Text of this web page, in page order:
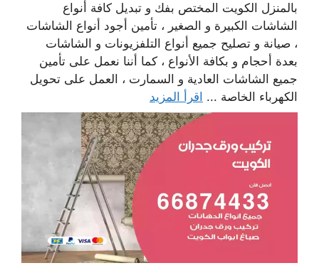
بالمنزل الكويت المختص بفك و تبديل كافة أنواع
الشاشات الكبيرة و الصغير ، تأمين أجود أنواع الشاشات
، صيانة و تصليح جميع أنواع التلفزيونات و الشاشات
بعدة أحجام و بكافة الأنواع ، كما أننا نعمل على تأمين
جميع الشاشات العادية و السمارت ، العمل على تحويل
الكهرباء الخاصة ... اقرأ المزيد